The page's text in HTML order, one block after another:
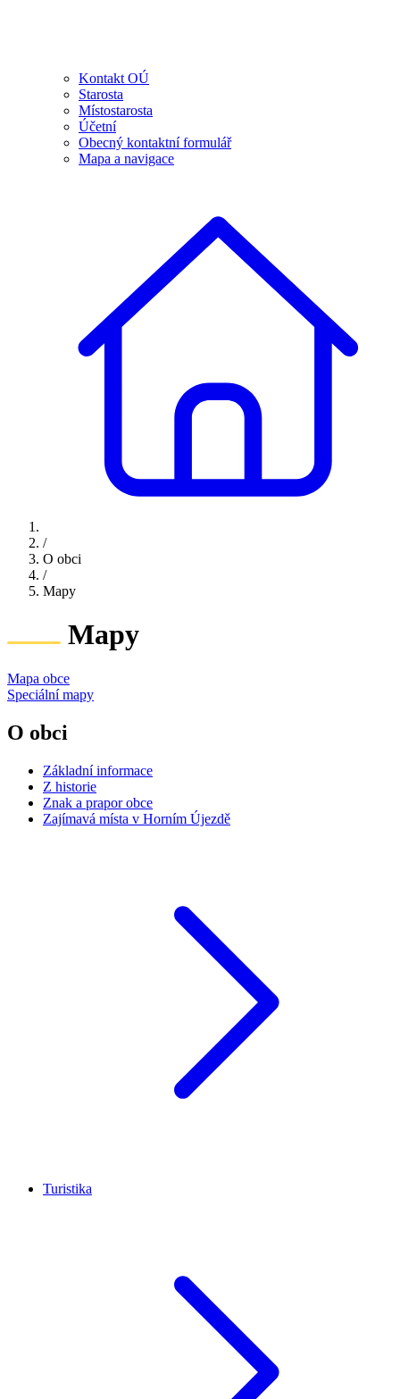
Kontakt OÚ
Starosta
Místostarosta
Účetní
Obecný kontaktní formulář
Mapa a navigace
/
O obci
/
Mapy
Mapy
Mapa obce
Speciální mapy
O obci
Základní informace
Z historie
Znak a prapor obce
Zajímavá místa v Horním Újezdě
Turistika